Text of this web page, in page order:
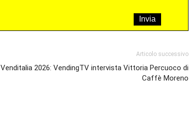
Articolo successivo
Venditalia 2026: VendingTV intervista Vittoria Percuoco di
Caffè Moreno